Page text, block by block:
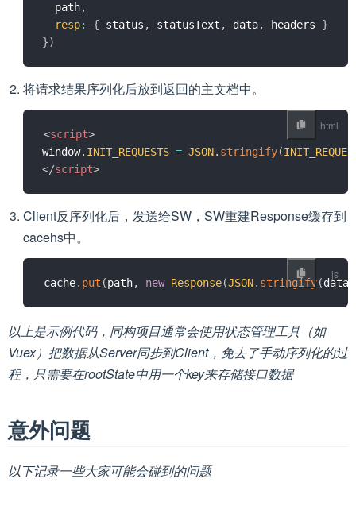
  path
,
resp: { status , statusText , data, headers }
})
将请求结果序列化后放到返回的主文档中。
<script>
window. INIT_REQUESTS = JSON. stringify(
</script>
Client反序列化后，发送给SW，SW重建Response缓存到
cacehs中。
cache. put (path, new Response(JSON. stringify(data
以上是示例代码，同构项目通常会使用状态管理工具（如
Vuex）把数据从Server同步到Client，免去了手动序列化的过
程，只需要在rootState中用一个key来存储接口数据
意外问题
以下记录一些大家可能会碰到的问题